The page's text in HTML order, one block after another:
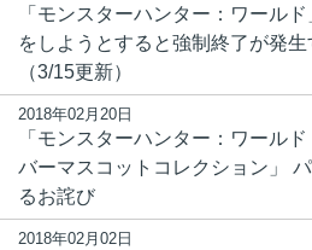
「モンスターハンター：ワール
をしようとすると強制終了が発
（3/15更新）
2018年02月20日
「モンスターハンター：ワール
バーマスコットコレクション」
るお詫び
2018年02月02日